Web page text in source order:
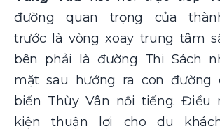
đường quan trọng của
trước là vòng xoay trung tâm
bên phải là đường Thi Sách
mặt sau hướng ra con đường
biển Thùy Vân nổi tiếng. Điều
kiện thuận lợi cho du